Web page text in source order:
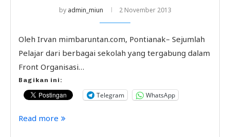
by admin_miun 2 November 2013
Oleh Irvan mimbaruntan.com, Pontianak– Sejumlah
Pelajar dari berbagai sekolah yang tergabung dalam
Front Organisasi…
Bagikan ini:
Telegram WhatsApp
Read more